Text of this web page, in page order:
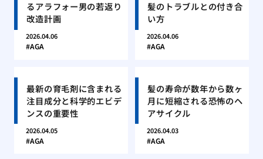
るアラフォー男の若返り
改造計画
2026.04.06
AGA
髪のトラブルとの付き合
い方
2026.04.06
AGA
最新の育毛剤に含まれる
注目成分と科学的エビデ
ンスの重要性
2026.04.05
AGA
髪の寿命が数年から数ヶ
月に短縮される恐怖のヘ
アサイクル
2026.04.03
AGA